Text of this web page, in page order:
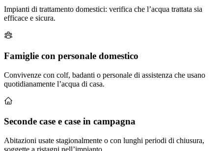
Impianti di trattamento domestici: verifica che l’acqua trattata sia
efficace e sicura.
Famiglie con personale domestico
Convivenze con colf, badanti o personale di assistenza che usano
quotidianamente l’acqua di casa.
Seconde case e case in campagna
Abitazioni usate stagionalmente o con lunghi periodi di chiusura,
soggette a ristagni nell’impianto.